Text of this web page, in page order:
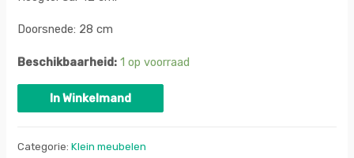
Doorsnede: 28 cm
Beschikbaarheid: 1 op voorraad
In Winkelmand
Categorie:Klein meubelen